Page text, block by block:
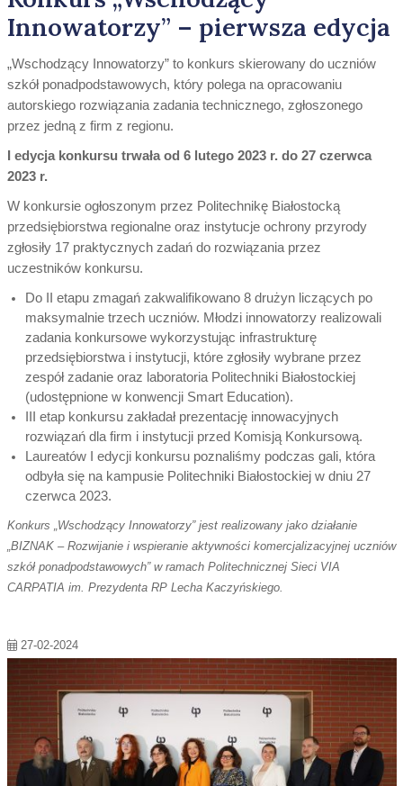
Innowatorzy” – pierwsza edycja
„Wschodzący Innowatorzy” to konkurs skierowany do uczniów
szkół ponadpodstawowych, który polega na opracowaniu
autorskiego rozwiązania zadania technicznego, zgłoszonego
przez jedną z firm z regionu.
I edycja konkursu trwała od 6 lutego 2023 r. do 27 czerwca
2023 r.
W konkursie ogłoszonym przez Politechnikę Białostocką
przedsiębiorstwa regionalne oraz instytucje ochrony przyrody
zgłosiły 17 praktycznych zadań do rozwiązania przez
uczestników konkursu.
Do II etapu zmagań zakwalifikowano 8 drużyn liczących po
maksymalnie trzech uczniów. Młodzi innowatorzy realizowali
zadania konkursowe wykorzystując infrastrukturę
przedsiębiorstwa i instytucji, które zgłosiły wybrane przez
zespół zadanie oraz laboratoria Politechniki Białostockiej
(udostępnione w konwencji Smart Education).
III etap konkursu zakładał prezentację innowacyjnych
rozwiązań dla firm i instytucji przed Komisją Konkursową.
Laureatów I edycji konkursu poznaliśmy podczas gali, która
odbyła się na kampusie Politechniki Białostockiej w dniu 27
czerwca 2023.
Konkurs „Wschodzący Innowatorzy” jest realizowany jako działanie
„BIZNAK – Rozwijanie i wspieranie aktywności komercjalizacyjnej uczniów
szkół ponadpodstawowych” w ramach Politechnicznej Sieci VIA
CARPATIA im. Prezydenta RP Lecha Kaczyńskiego.
27-02-2024